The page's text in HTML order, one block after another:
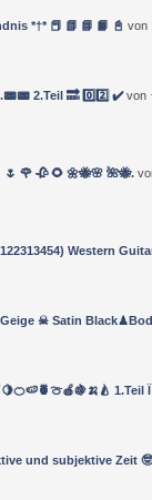
*†* 📕 📗 📘 📙 📓von
2.Teil 🔜 0️⃣2️⃣ ✔️von
🌹 🥀 🌻 🌼🐝🌸 🌺🐝.
Western
Geige ☠ Satin
1.Teil
und subjektive Zeit